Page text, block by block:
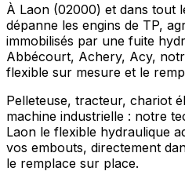
À Laon (02000) et dans tout
dépanne les engins de TP,
immobilisés par une fuite
Abbécourt, Achery, Acy,
flexible sur mesure et le
Pelleteuse, tracteur, chariot
machine industrielle : notre
Laon le flexible hydraulique
vos embouts, directement
le remplace sur place.